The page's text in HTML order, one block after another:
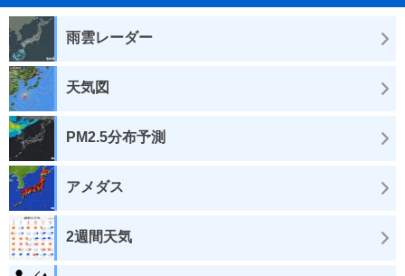
雨雲レーダー
天気図
PM2.5分布予測
アメダス
2週間天気